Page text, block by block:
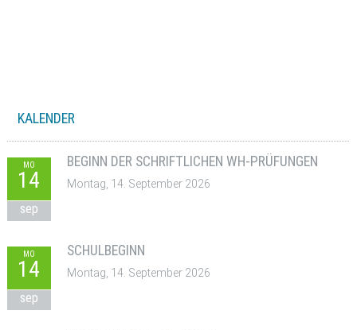
KALENDER
MO
14
sep
BEGINN DER SCHRIFTLICHEN WH-PRÜFUNGEN
Montag, 14. September 2026
MO
14
sep
SCHULBEGINN
Montag, 14. September 2026